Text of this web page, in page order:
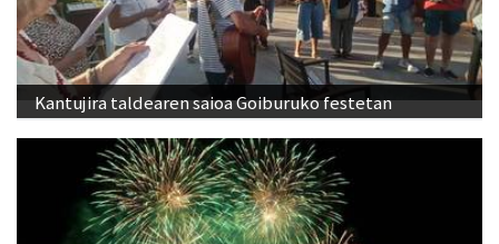
Kantujira taldearen saioa Goiburuko festetan